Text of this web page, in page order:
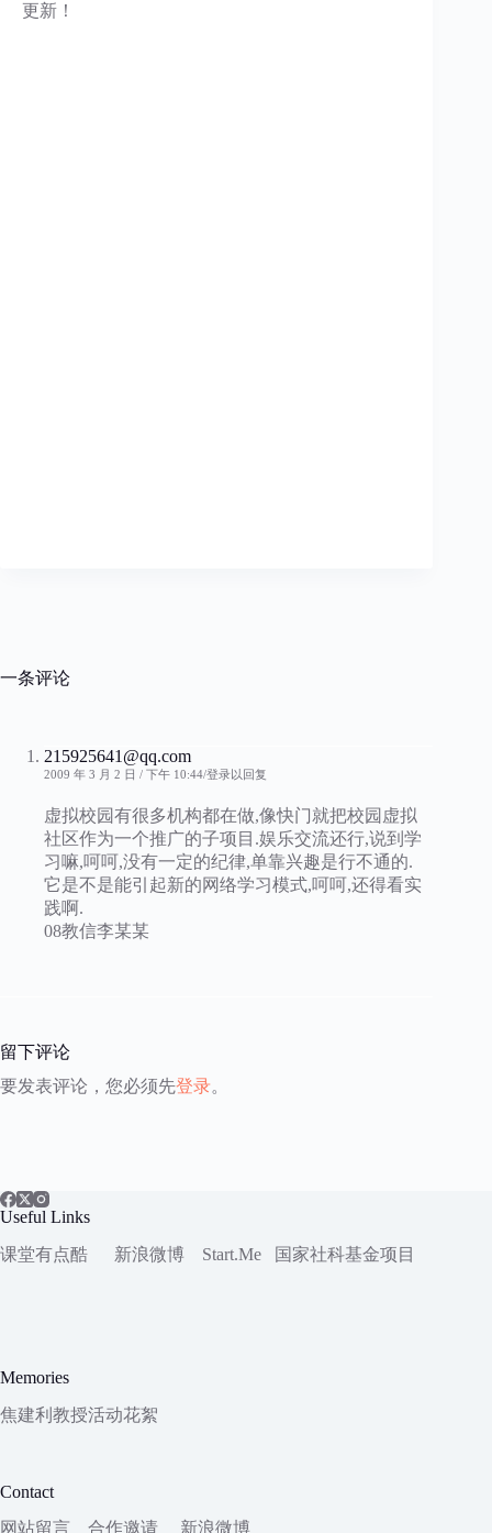
更新！
一条评论
215925641@qq.com
2009 年 3 月 2 日 / 下午 10:44 登录以回复
虚拟校园有很多机构都在做,像快门就把校园虚拟
社区作为一个推广的子项目.娱乐交流还行,说到学
习嘛,呵呵,没有一定的纪律,单靠兴趣是行不通的.
它是不是能引起新的网络学习模式,呵呵,还得看实
践啊.
08教信李某某
留下评论
要发表评论，您必须先登录。
Useful Links
课堂有点酷
新浪微博 Start.Me 国家社科基金项目
Memories
焦建利教授活动花絮
Contact
网站留言
合作邀请 新浪微博